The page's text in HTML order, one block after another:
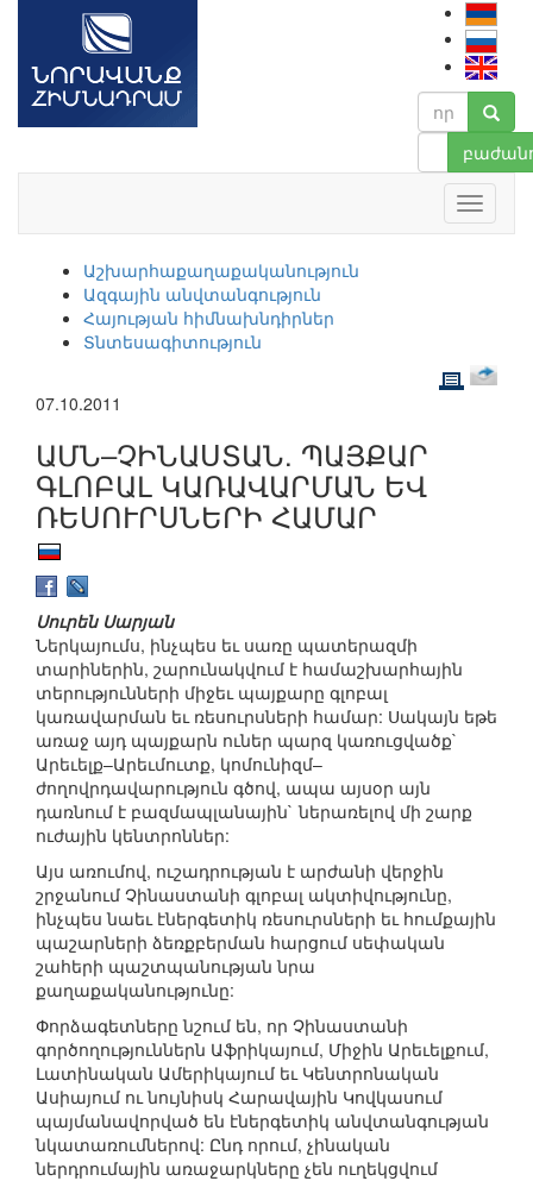
Աշխարհաքաղաքականություն
Ազգային անվտանգություն
Հայության հիմնախնդիրներ
Տնտեսագիտություն
07.10.2011
ԱՄՆ–ՉԻՆԱՍՏԱՆ. ՊԱՅՔԱՐ
ԳԼՈԲԱԼ ԿԱՌԱՎԱՐՄԱՆ ԵՎ
ՌԵՍՈՒՐՍՆԵՐԻ ՀԱՄԱՐ
Սուրեն Սարյան
Ներկայումս, ինչպես եւ սառը պատերազմի
տարիներին, շարունակվում է համաշխարհային
տերությունների միջեւ պայքարը գլոբալ
կառավարման եւ ռեսուրսների համար: Սակայն եթե
առաջ այդ պայքարն ուներ պարզ կառուցվածք`
Արեւելք–Արեւմուտք, կոմունիզմ–
ժողովրդավարություն գծով, ապա այսօր այն
դառնում է բազմապլանային` ներառելով մի շարք
ուժային կենտրոններ:
Այս առումով, ուշադրության է արժանի վերջին
շրջանում Չինաստանի գլոբալ ակտիվությունը,
ինչպես նաեւ էներգետիկ ռեսուրսների եւ հումքային
պաշարների ձեռքբերման հարցում սեփական
շահերի պաշտպանության նրա
քաղաքականությունը:
Փորձագետները նշում են, որ Չինաստանի
գործողություններն Աֆրիկայում, Միջին Արեւելքում,
Լատինական Ամերիկայում եւ Կենտրոնական
Ասիայում ու նույնիսկ Հարավային Կովկասում
պայմանավորված են էներգետիկ անվտանգության
նկատառումներով: Ընդ որում, չինական
ներդրումային առաջարկները չեն ուղեկցվում